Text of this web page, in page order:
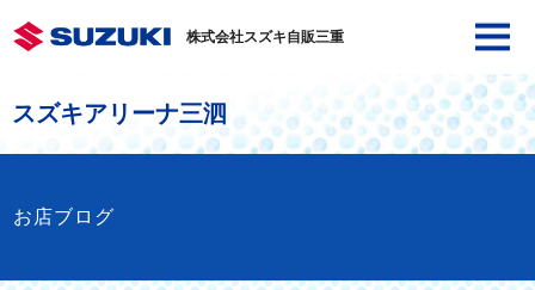
株式会社スズキ自販三重
スズキアリーナ三泗
お店ブログ